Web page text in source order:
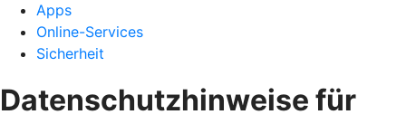
Apps
Online-Services
Sicherheit
Datenschutzhinweise für